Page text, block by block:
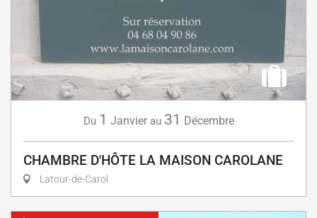
Du 1 Janvier au 31 Décembre
CHAMBRE D'HÔTE LA MAISON CAROLANE
Latour-de-Carol